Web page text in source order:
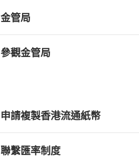
金管局
參觀金管局
申請複製香港流通紙幣
聯繫匯率制度